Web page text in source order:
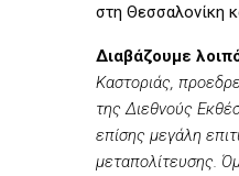
στη Θεσσαλονίκη
Διαβάζουμε
Καστοριάς,
της Διεθνούς
επίσης μεγάλη
μεταπολίτευσης.